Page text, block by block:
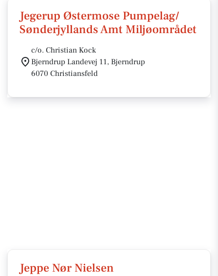
Jegerup Østermose Pumpelag/
Sønderjyllands Amt Miljøområdet
c/o. Christian Kock
Bjerndrup Landevej 11, Bjerndrup
6070 Christiansfeld
Jeppe Nør Nielsen